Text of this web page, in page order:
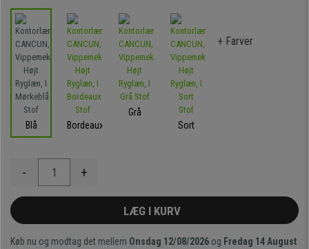
Blå Bordeaux
Grå
Sort
+ Farver
- +
LÆG I KURV
Køb nu og modtag det mellem Onsdag 12/08/2026 og Fredag 14 August